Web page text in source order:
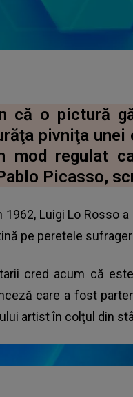
că o pictură
pivniţa unei
mod regulat
Picasso,
Luigi Lo Rosso
pe peretele
cred acum că
care a fost
artist în colţul din